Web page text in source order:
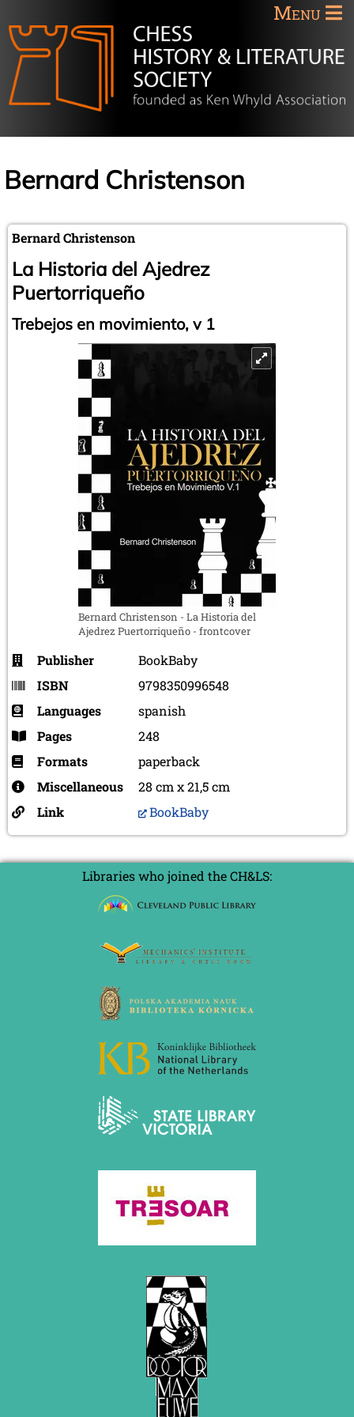
Menu
Bernard Christenson
Bernard Christenson
La Historia del Ajedrez
Puertorriqueño
Trebejos en movimiento, v 1
Bernard Christenson - La Historia del
Ajedrez Puertorriqueño - frontcover
Publisher
BookBaby
ISBN
9798350996548
Languages
spanish
Pages
248
Formats
paperback
Miscellaneous
28 cm x 21,5 cm
Link
BookBaby
Libraries who joined the CH&LS: